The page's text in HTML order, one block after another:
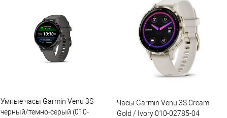
Умные часы Garmin Venu 3S
черный/темно-серый (010-
Часы Garmin Venu 3S Cream
Gold / Ivory 010-02785-04